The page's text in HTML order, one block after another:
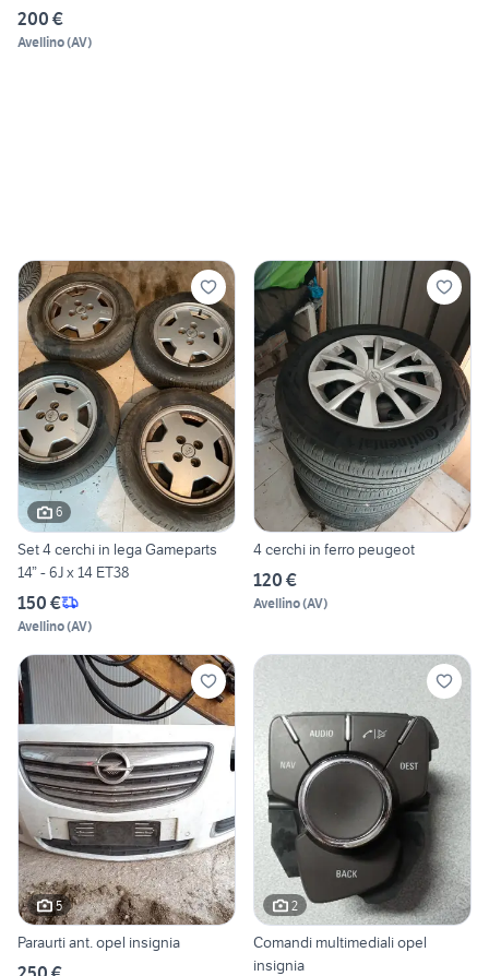
200 €
Avellino(AV)
6
Set 4 cerchi in lega Gameparts
14” - 6J x 14 ET38
150 €
Avellino(AV)
4 cerchi in ferro peugeot
120 €
Avellino(AV)
5
Paraurti ant. opel insignia
2
Comandi multimediali opel
insignia